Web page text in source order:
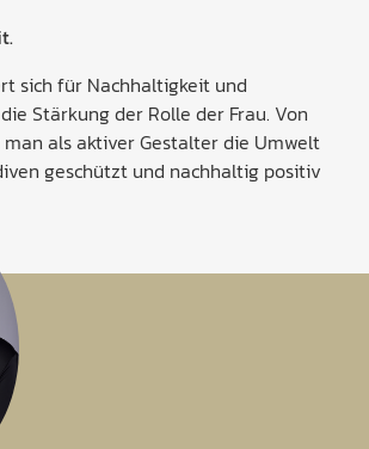
sich für Nachhaltigkeit und
Stärkung der Rolle der Frau. Von
als aktiver Gestalter die Umwelt
geschützt und nachhaltig positiv